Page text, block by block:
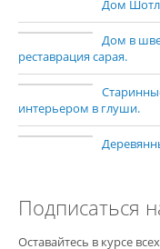
Дом
Дом в
реставрация сарая.
интерьером в глуши.
Подписаться
Оставайтесь в курсе